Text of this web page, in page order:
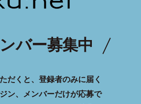
バー募集中
だくと、登録者のみに届く
ン、メンバーだけが応募で